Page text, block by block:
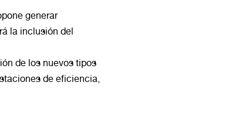
generar
la inclusión del
de los nuevos tipos
de eficiencia,